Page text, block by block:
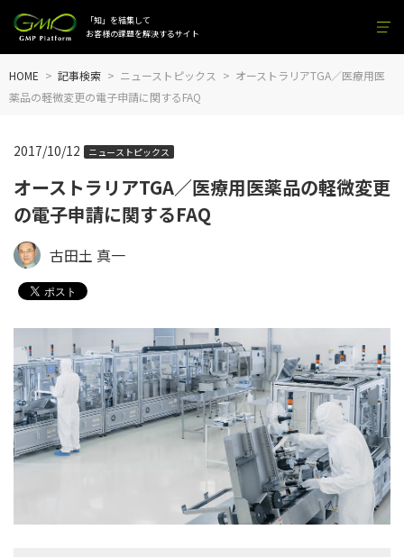
「知」を結集して
お客様の課題を解決するサイト
HOME 記事検索 ニューストピックス
オーストラリアTGA／医療用医
薬品の軽微変更の電子申請に関するFAQ
オーストラリアTGA／医療用医薬品の軽微変更
の電子申請に関するFAQ
2017/10/12 ニューストピックス
古田土 真一